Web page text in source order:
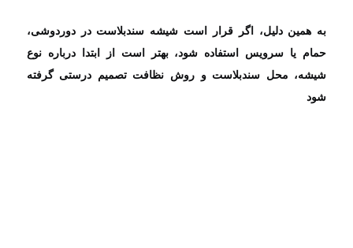
به همین دلیل، اگر قرار است شیشه سندبلاست در دوردوشی،
حمام یا سرویس استفاده شود، بهتر است از ابتدا درباره نوع
شیشه، محل سندبلاست و روش نظافت تصمیم درستی گرفته
شود